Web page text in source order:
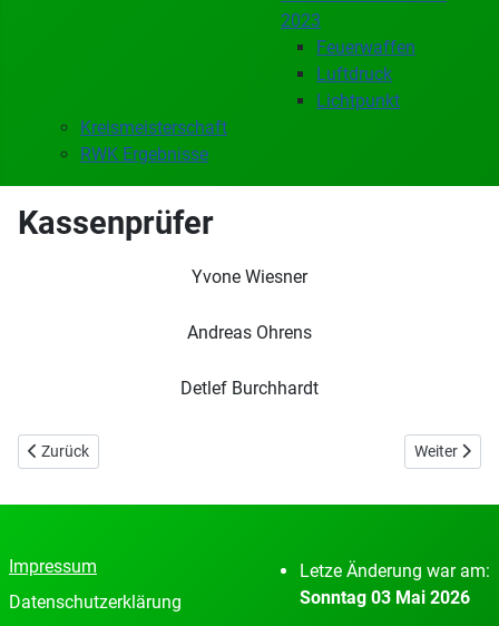
2023
Feuerwaffen
Luftdruck
Lichtpunkt
Kreismeisterschaft
RWK Ergebnisse
Kassenprüfer
Yvone Wiesner
Andreas Ohrens
Detlef Burchhardt
Vorheriger Beitrag: Ehrenrat
Zurück Nächster
Weiter
Impressum
Datenschutzerklärung
Letze Änderung war am:
Sonntag 03 Mai 2026